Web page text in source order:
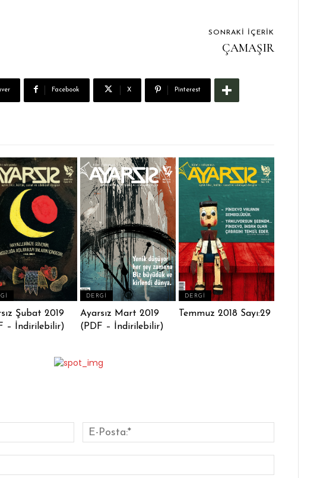
SONRAKI İÇERIK
ÇAMAŞIR
Facebook X Pinterest
Şubat 2019
– İndirilebilir)
DERGI
Ayarsız Mart 2019
(PDF – İndirilebilir)
DERGI
Temmuz 2018 Sayı:29
İsim:*
Posta:*